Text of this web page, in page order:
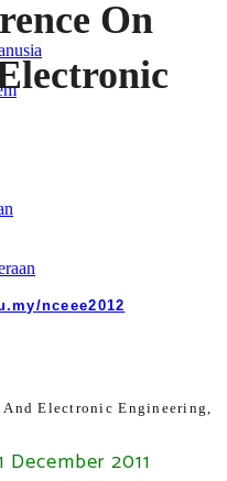
On
nceee2012
Electronic Engineering,
December 2011